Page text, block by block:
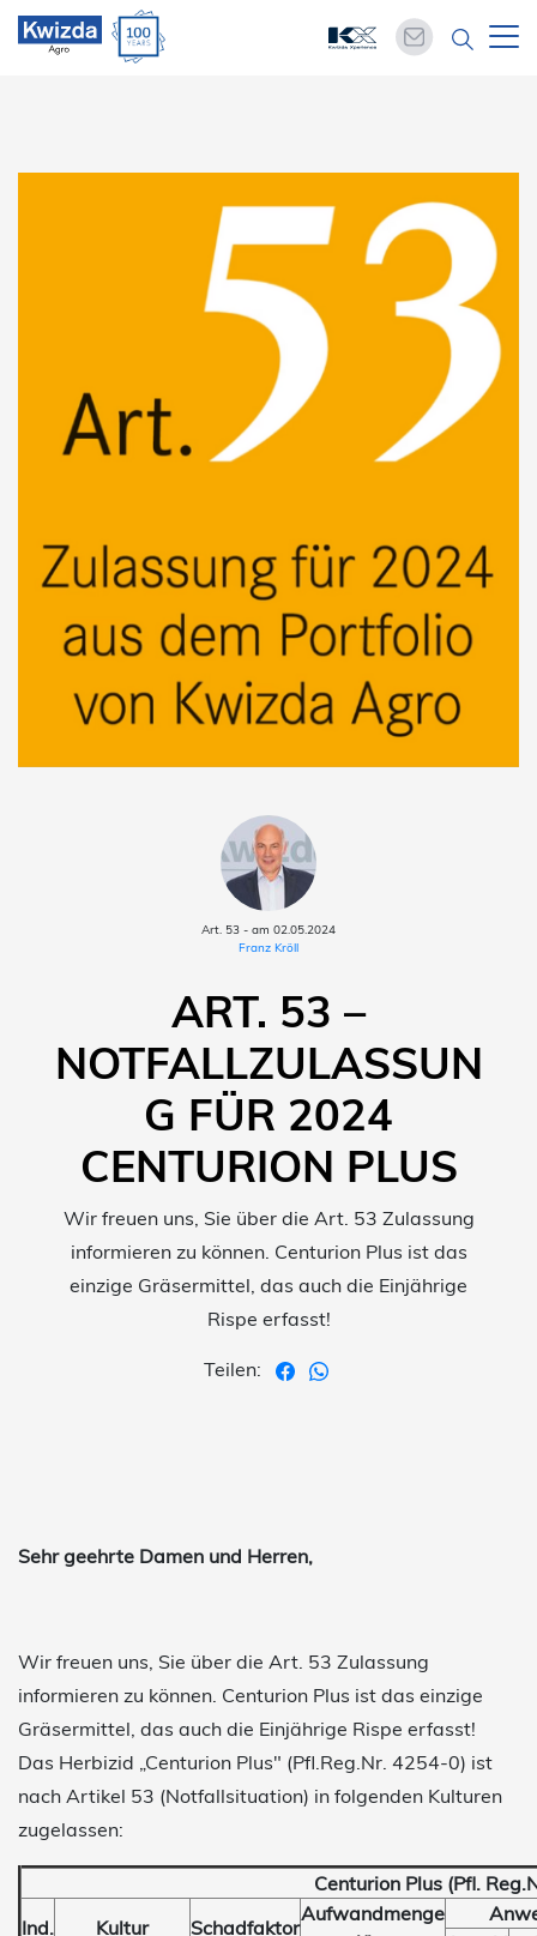
Art. 53 - am 02.05.2024
Franz Kröll
ART. 53 –
NOTFALLZULASSUN
G FÜR 2024
CENTURION PLUS
Wir freuen uns, Sie über die Art. 53 Zulassung
informieren zu können. Centurion Plus ist das
einzige Gräsermittel, das auch die Einjährige
Rispe erfasst!
Teilen:
Sehr geehrte Damen und Herren,
Wir freuen uns, Sie über die Art. 53 Zulassung
informieren zu können. Centurion Plus ist das einzige
Gräsermittel, das auch die Einjährige Rispe erfasst!
Das Herbizid „Centurion Plus" (Pfl.Reg.Nr. 4254-0) ist
nach Artikel 53 (Notfallsituation) in folgenden Kulturen
zugelassen:
Centurion Plus (Pfl.
Ind.
Kultur Schadfaktor
Aufwandmenge